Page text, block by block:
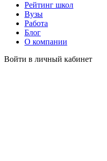
Рейтинг школ
Вузы
Работа
Блог
О компании
Войти в личный кабинет